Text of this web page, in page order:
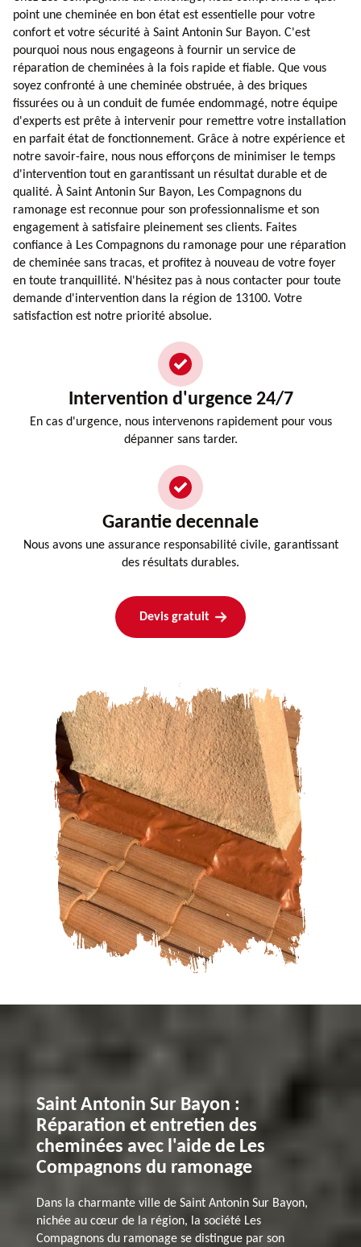
point une cheminée en bon état est essentielle pour votre
confort et votre sécurité à Saint Antonin Sur Bayon. C'est
pourquoi nous nous engageons à fournir un service de
réparation de cheminées à la fois rapide et fiable. Que vous
soyez confronté à une cheminée obstruée, à des briques
fissurées ou à un conduit de fumée endommagé, notre équipe
d'experts est prête à intervenir pour remettre votre installation
en parfait état de fonctionnement. Grâce à notre expérience et
notre savoir-faire, nous nous efforçons de minimiser le temps
d'intervention tout en garantissant un résultat durable et de
qualité. À Saint Antonin Sur Bayon, Les Compagnons du
ramonage est reconnue pour son professionnalisme et son
engagement à satisfaire pleinement ses clients. Faites
confiance à Les Compagnons du ramonage pour une réparation
de cheminée sans tracas, et profitez à nouveau de votre foyer
en toute tranquillité. N'hésitez pas à nous contacter pour toute
demande d'intervention dans la région de 13100. Votre
satisfaction est notre priorité absolue.
Intervention d'urgence 24/7
En cas d'urgence, nous intervenons rapidement pour vous
dépanner sans tarder.
Garantie decennale
Nous avons une assurance responsabilité civile, garantissant
des résultats durables.
Devis gratuit
Saint Antonin Sur Bayon :
Réparation et entretien des
cheminées avec l'aide de Les
Compagnons du ramonage
Dans la charmante ville de Saint Antonin Sur Bayon,
nichée au cœur de la région, la société Les
Compagnons du ramonage se distingue par son